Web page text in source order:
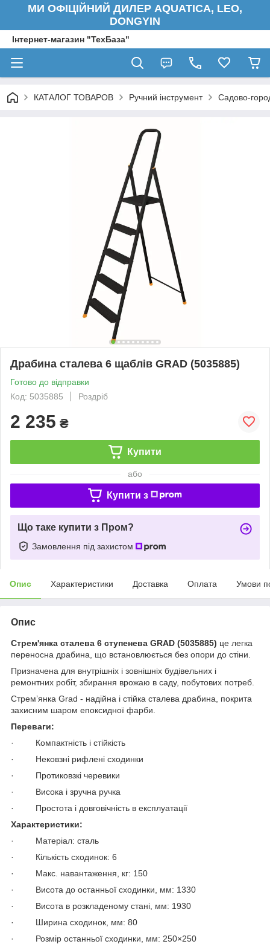
МИ ОФІЦІЙНИЙ ДИЛЕР AQUATICA, LEO,
DONGYIN
Інтернет-магазин "ТехБаза"
КАТАЛОГ ТОВАРОВ Ручний інструмент Садово-
Драбина сталева 6 щаблів GRAD (5035885)
Готово до відправки
Код: 5035885
Роздріб
2 235 ₴
Купити
або
Купити з
Що таке купити з Пром?
Замовлення під захистом
Опис Характеристики Доставка Оплата Умови
Опис
Стрем'янка сталева 6 ступенева GRAD (5035885) це легка
переносна драбина, що встановлюється без опори до стіни.
Призначена для внутрішніх і зовнішніх будівельних і
ремонтних робіт, збирання врожаю в саду, побутових потреб.
Стрем’янка Grad - надійна і стійка сталева драбина, покрита
захисним шаром епоксидної фарби.
Переваги:
· Компактність і стійкість
· Нековзні рифлені сходинки
· Протиковзкі черевики
· Висока і зручна ручка
· Простота і довговічність в експлуатації
Характеристики:
· Матеріал: сталь
· Кількість сходинок: 6
· Макс. навантаження, кг: 150
· Висота до останньої сходинки, мм: 1330
· Висота в розкладеному стані, мм: 1930
· Ширина сходинок, мм: 80
· Розмір останньої сходинки, мм: 250×250